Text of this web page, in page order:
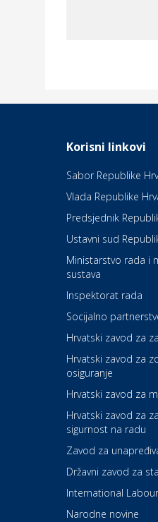
Daruvarske
Kultura i edukacija
Kazalište
Kultura i edukacija
Kazalište ZKM
Auto-moto i tehnika
Zdravlje i osiguranje
Povoljnosti
Dental Sudar
Dom i dizajn
Euro-vrt –
Korisni linkovi
Sabor Republike
Vlada Republike
Predsjednik
Ustavni sud
Ministarstvo rada i
sustava
Inspektorat rada
Socijalno
Hrvatski zavod za
Hrvatski zavod za
osiguranje
Hrvatski zavod za
Hrvatski zavod za
sigurnost na radu
Zavod za
Državni zavod za
International
Narodne novine